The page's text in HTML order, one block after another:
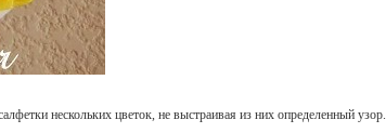
нескольких цветок, не выстраивая из них определенный узор.